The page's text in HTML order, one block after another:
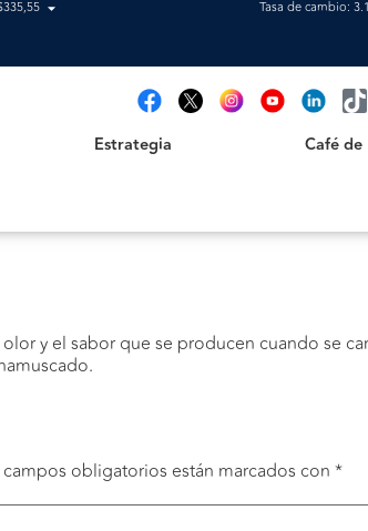
Tasa de cambio:
Estrategia Café
y el sabor que se producen cuando se
campos obligatorios están marcados con *